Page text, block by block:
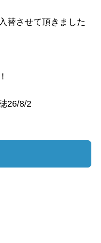
替させて頂きました
26/8/2